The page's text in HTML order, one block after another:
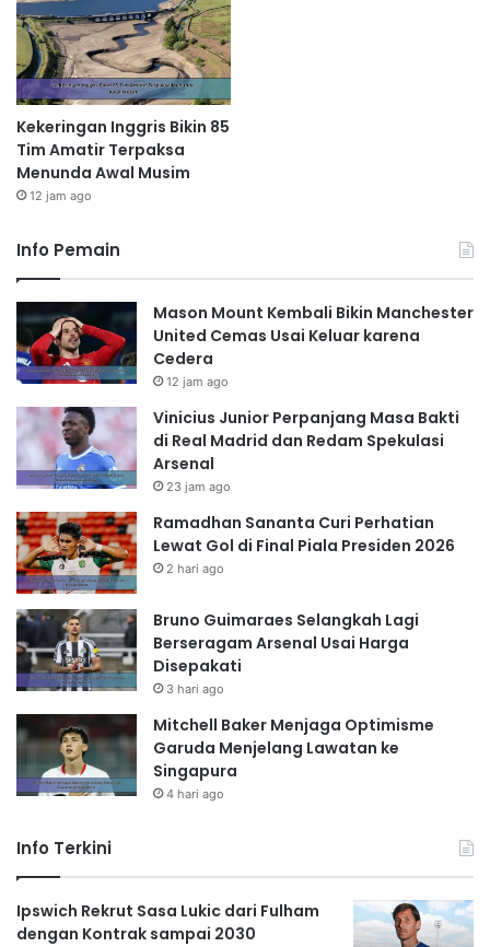
Kekeringan Inggris Bikin 85
Tim Amatir Terpaksa
Menunda Awal Musim
12 jam ago
Info Pemain
Mason Mount Kembali Bikin Manchester
United Cemas Usai Keluar karena
Cedera
12 jam ago
Vinicius Junior Perpanjang Masa Bakti
di Real Madrid dan Redam Spekulasi
Arsenal
23 jam ago
Ramadhan Sananta Curi Perhatian
Lewat Gol di Final Piala Presiden 2026
2 hari ago
Bruno Guimaraes Selangkah Lagi
Berseragam Arsenal Usai Harga
Disepakati
3 hari ago
Mitchell Baker Menjaga Optimisme
Garuda Menjelang Lawatan ke
Singapura
4 hari ago
Info Terkini
Ipswich Rekrut Sasa Lukic dari Fulham
dengan Kontrak sampai 2030